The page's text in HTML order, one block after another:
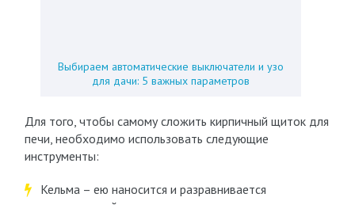
Выбираем автоматические выключатели и узо
для дачи: 5 важных параметров
Для того, чтобы самому сложить кирпичный щиток для
печи, необходимо использовать следующие
инструменты:
Кельма – ею наносится и разравнивается